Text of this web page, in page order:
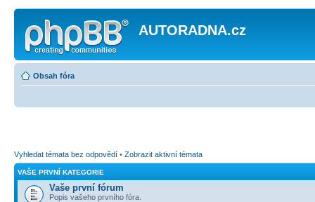
AUTORADNA.cz
Obsah fóra
Vyhledat témata bez odpovědí • Zobrazit aktivní témata
VAŠE PRVNÍ KATEGORIE
Vaše první fórum
Popis vašeho prvního fóra.